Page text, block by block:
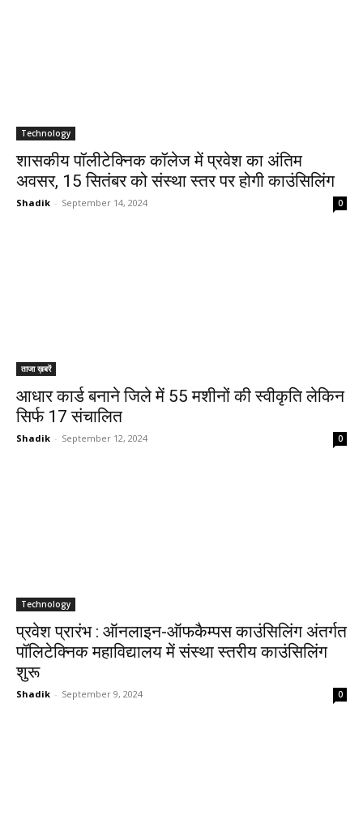
Technology
शासकीय पॉलीटेक्निक कॉलेज में प्रवेश का अंतिम
अवसर, 15 सितंबर को संस्था स्तर पर होगी काउंसिलिंग
Shadik - September 14, 2024 0
ताजा ख़बरें
आधार कार्ड बनाने जिले में 55 मशीनों की स्वीकृति लेकिन
सिर्फ 17 संचालित
Shadik - September 12, 2024 0
Technology
प्रवेश प्रारंभ : ऑनलाइन-ऑफकैम्पस काउंसिलिंग अंतर्गत
पॉलिटेक्निक महाविद्यालय में संस्था स्तरीय काउंसिलिंग
शुरू
Shadik - September 9, 2024 0